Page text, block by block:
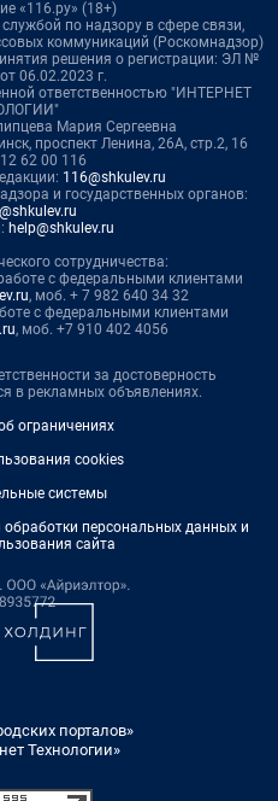
«116.ру» (18+)
по надзору в сфере связи,
коммуникаций (Роскомнадзор)
решения о регистрации: ЭЛ №
06.02.2023 г.
ответственностью "ИНТЕРНЕТ
Мария Сергеевна
проспект Ленина, 26А, стр.2, 16
62 00 116
116@shkulev.ru
и государственных органов:
help@shkulev.ru
сотрудничества:
с федеральными клиентами
, моб. + 7 982 640 34 32
с федеральными клиентами
, моб. +7 910 402 4056
за достоверность
в рекламных объявлениях.
ограничениях
cookies
системы
персональных данных и
сайта
порталов»
Технологии»